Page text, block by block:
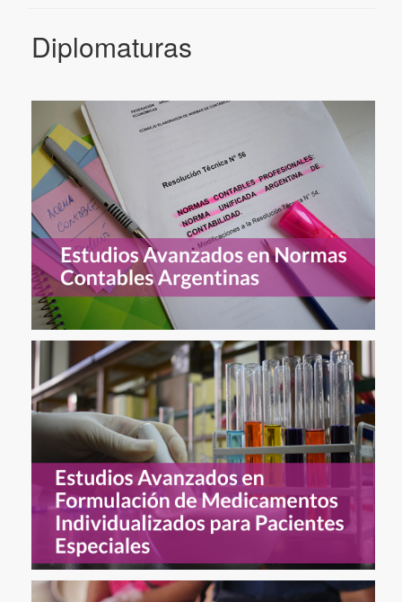
Diplomaturas